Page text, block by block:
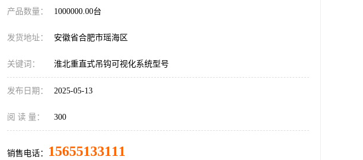
产品数量： 1000000.00台
发货地址： 安徽省合肥市瑶海区
关键词： 淮北重直式吊钩可视化系统型号
发布日期： 2025-05-13
阅 读 量： 300
销售电话： 15655133111